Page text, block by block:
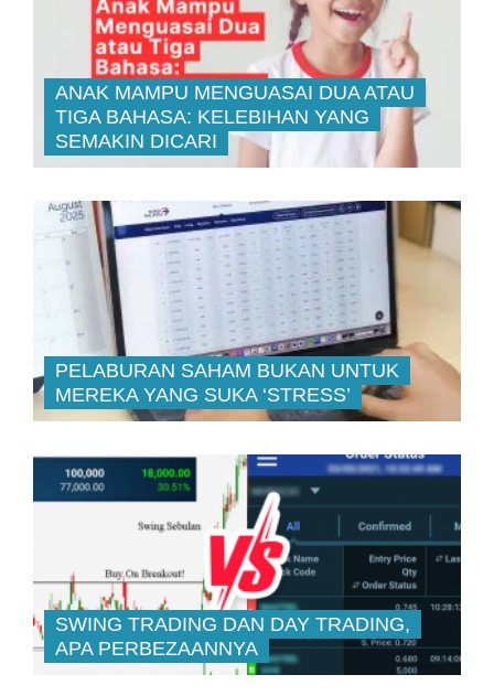
ANAK MAMPU MENGUASAI DUA ATAU
TIGA BAHASA: KELEBIHAN YANG
SEMAKIN DICARI
PELABURAN SAHAM BUKAN UNTUK
MEREKA YANG SUKA ‘STRESS’
SWING TRADING DAN DAY TRADING,
APA PERBEZAANNYA